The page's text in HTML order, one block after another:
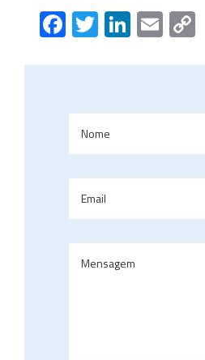
Facebook
Twitter
LinkedIn
Email